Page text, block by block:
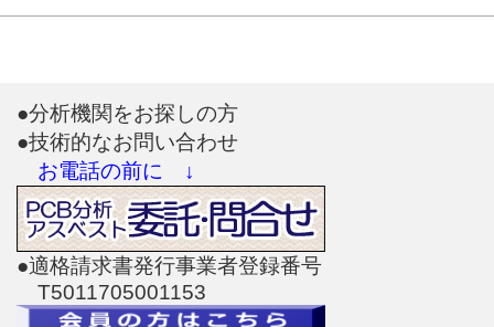
●分析機関をお探しの方
●技術的なお問い合わせ
お電話の前に ↓
●適格請求書発行事業者登録番号
T5011705001153